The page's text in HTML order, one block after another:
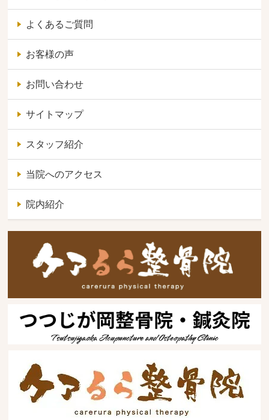
よくあるご質問
お客様の声
お問い合わせ
サイトマップ
スタッフ紹介
当院へのアクセス
院内紹介